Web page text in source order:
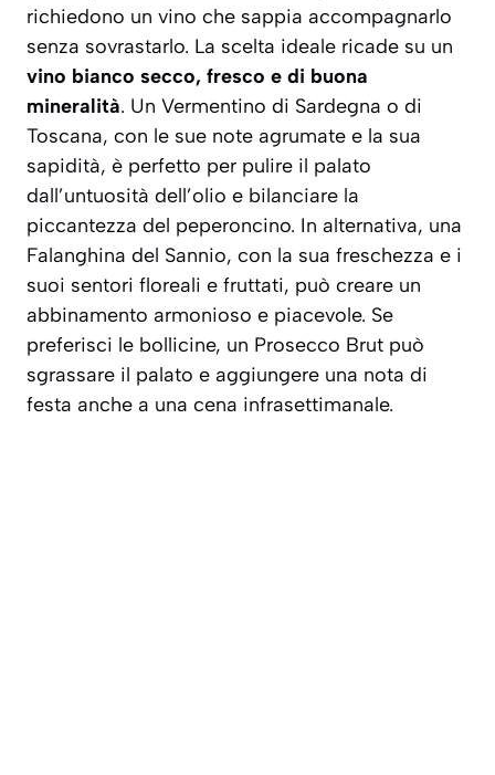
richiedono un vino che sappia accompagnarlo
senza sovrastarlo. La scelta ideale ricade su un
vino bianco secco, fresco e di buona
mineralità. Un Vermentino di Sardegna o di
Toscana, con le sue note agrumate e la sua
sapidità, è perfetto per pulire il palato
dall’untuosità dell’olio e bilanciare la
piccantezza del peperoncino. In alternativa, una
Falanghina del Sannio, con la sua freschezza e i
suoi sentori floreali e fruttati, può creare un
abbinamento armonioso e piacevole. Se
preferisci le bollicine, un Prosecco Brut può
sgrassare il palato e aggiungere una nota di
festa anche a una cena infrasettimanale.